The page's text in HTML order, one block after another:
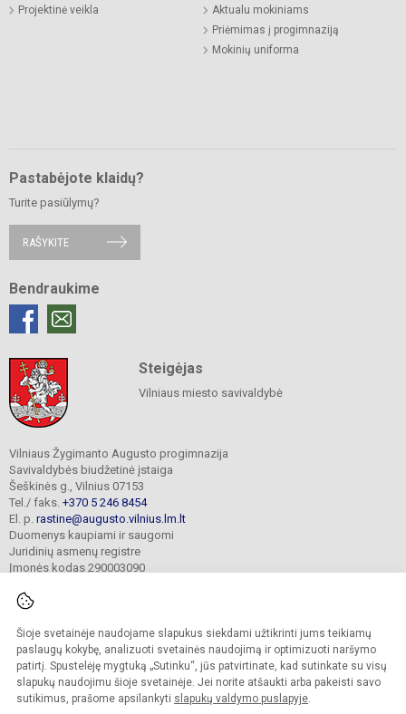
Šioje svetainėje naudojame slapukus siekdami užtikrinti jums teikiamų
paslaugų kokybę, analizuoti svetainės naudojimą ir optimizuoti naršymo
patirtį. Spustelėję mygtuką „Sutinku“, jūs patvirtinate, kad sutinkate su visų
slapukų naudojimu šioje svetainėje. Jei norite atšaukti arba pakeisti savo
sutikimus, prašome apsilankyti slapukų valdymo puslapyje.
Projektinė veikla
Aktualu mokiniams
Priėmimas į progimnaziją
Mokinių uniforma
Pastabėjote klaidų?
Turite pasiūlymų?
RAŠYKITE
Bendraukime
Steigėjas
Vilniaus miesto savivaldybė
Vilniaus Žygimanto Augusto progimnazija
Savivaldybės biudžetinė įstaiga
Šeškinės g., Vilnius 07153
Tel./ faks. +370 5 246 8454
El. p. rastine@augusto.vilnius.lm.lt
Duomenys kaupiami ir saugomi
Juridinių asmenų registre
Įmonės kodas 290003090
© 2021. Vilniaus Žygimanto Augusto progimnazija. Visos teisės saugomos.
Kopijuoti turinį be raštiško mokyklos sutikimo griežtai draudžiama.
Versija neįgaliesiems Slapukų valdymas